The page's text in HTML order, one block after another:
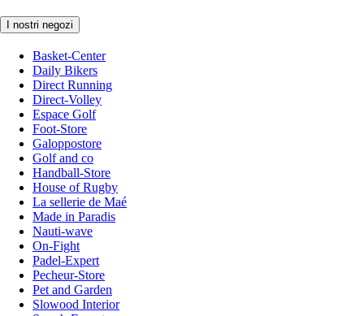
I nostri negozi
Basket-Center
Daily Bikers
Direct Running
Direct-Volley
Espace Golf
Foot-Store
Galoppostore
Golf and co
Handball-Store
House of Rugby
La sellerie de Maé
Made in Paradis
Nauti-wave
On-Fight
Padel-Expert
Pecheur-Store
Pet and Garden
Slowood Interior